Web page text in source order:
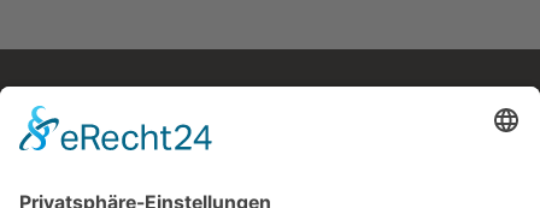
Kostenloses E-Book
Memento Mori
Eine philosophische Meditation über das Leben, den